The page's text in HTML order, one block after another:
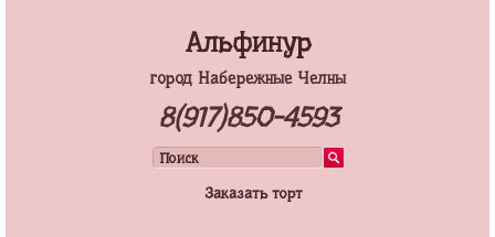
Альфинур
город Набережные Челны
8(917)850-4593
Заказать торт